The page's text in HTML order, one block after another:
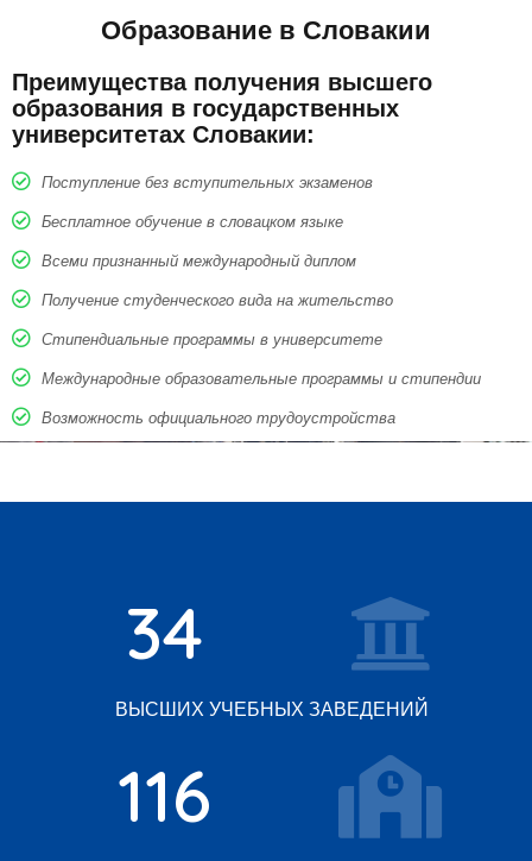
Образование в Словакии
Преимущества получения высшего
образования в государственных
университетах Словакии:
Поступление без вступительных экзаменов
Бесплатное обучение в словацком языке
Всеми признанный международный диплом
Получение студенческого вида на жительство
Стипендиальные программы в университете
Международные образовательные программы и стипендии
Возможность официального трудоустройства
34
ВЫСШИХ УЧЕБНЫХ ЗАВЕДЕНИЙ
116